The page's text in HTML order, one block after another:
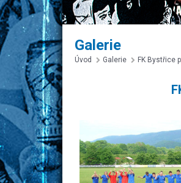
Galerie
Úvod Galerie FK Bystřice